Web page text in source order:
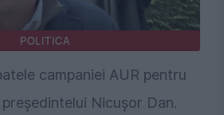
POLITICA
campaniei AUR pentru
Nicușor Dan.